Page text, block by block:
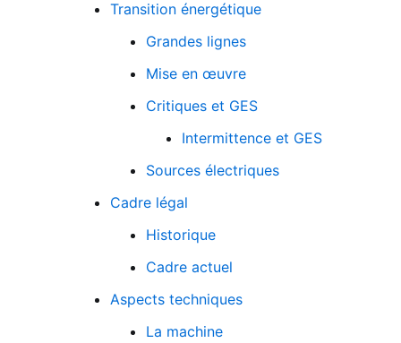
Transition énergétique
Grandes lignes
Mise en œuvre
Critiques et GES
Intermittence et GES
Sources électriques
Cadre légal
Historique
Cadre actuel
Aspects techniques
La machine